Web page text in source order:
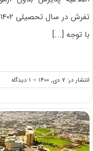
با توجه [...]
انتشار در: ۷ دی, ۱۴۰۰ -- ۱ دیدگاه
on
کنکور
۱۴۰۲